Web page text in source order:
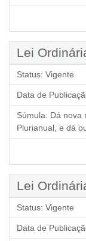
Lei
Status: Vigente
Data de
Súmula: Dá nova
Plurianual, e dá
Lei
Status: Vigente
Data de